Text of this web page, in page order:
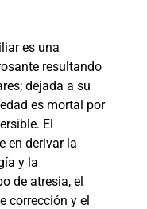
es una
resultando
dejada a su
es mortal por
El
en derivar la
y la
de atresia, el
corrección y el